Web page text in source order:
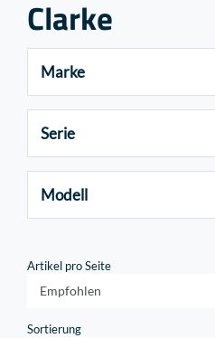
Clarke
Marke
Serie
Modell
Artikel pro Seite
Sortierung